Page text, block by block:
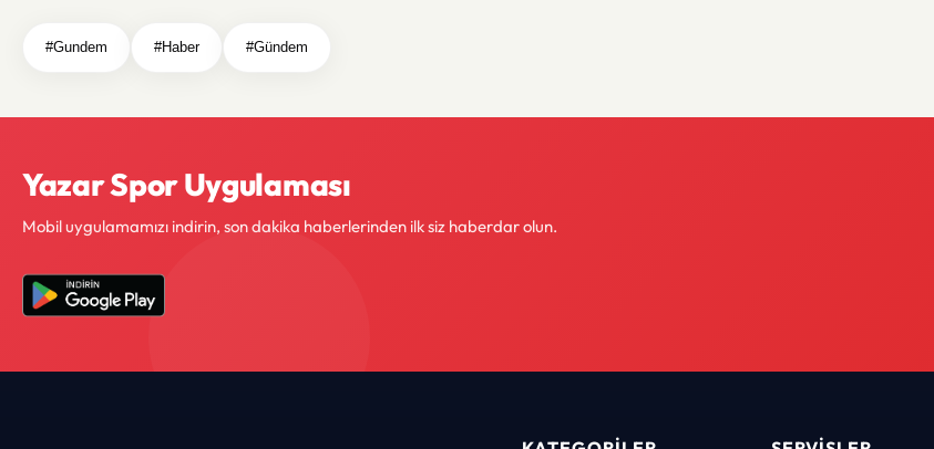
#Gundem #Haber #Gündem
Yazar Spor Uygulaması
Mobil uygulamamızı indirin, son dakika haberlerinden ilk siz haberdar olun.